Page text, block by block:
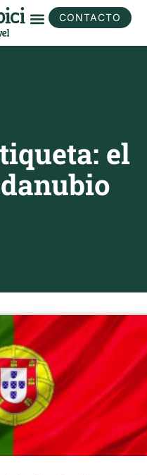
CONTACTO
el
danubio